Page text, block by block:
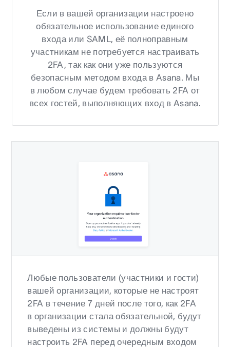
Если в вашей организации настроено
обязательное использование единого
входа или SAML, её полноправным
участникам не потребуется настраивать
2FA, так как они уже пользуются
безопасным методом входа в Asana. Мы
в любом случае будем требовать 2FA от
всех гостей, выполняющих вход в Asana.
Любые пользователи (участники и гости)
вашей организации, которые не настроят
2FA в течение 7 дней после того, как 2FA
в организации стала обязательной, будут
выведены из системы и должны будут
настроить 2FA перед очередным входом